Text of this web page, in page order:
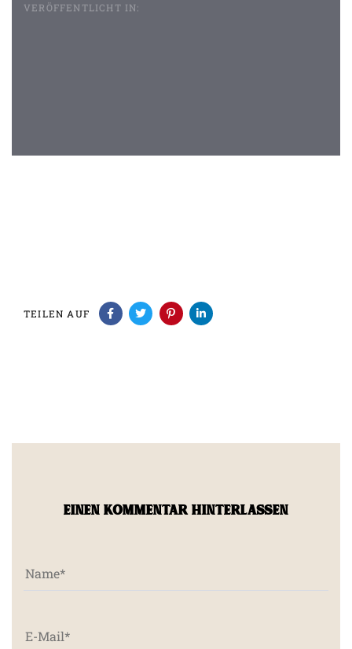
VERÖFFENTLICHT IN:
TEILEN AUF
EINEN KOMMENTAR HINTERLASSEN